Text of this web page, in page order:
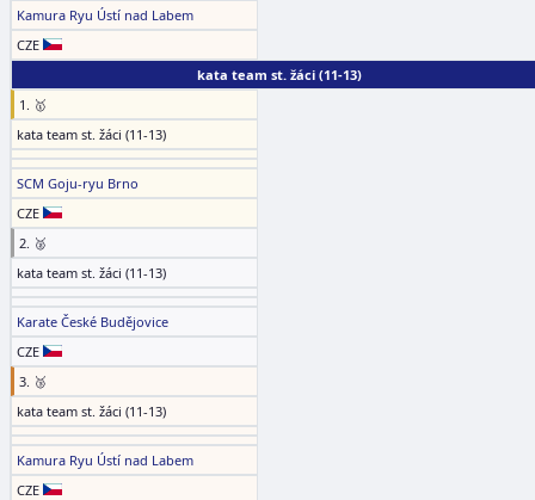
Kamura Ryu Ústí nad Labem
CZE
kata team st. žáci (11-13)
1. 🥇
kata team st. žáci (11-13)
SCM Goju-ryu Brno
CZE
2. 🥈
kata team st. žáci (11-13)
Karate České Budějovice
CZE
3. 🥉
kata team st. žáci (11-13)
Kamura Ryu Ústí nad Labem
CZE